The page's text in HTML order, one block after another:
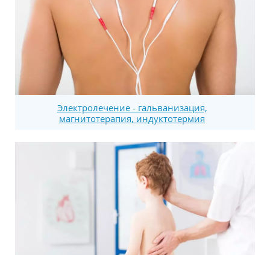
Электролечение - гальванизация,
магнитотерапия, индуктотермия